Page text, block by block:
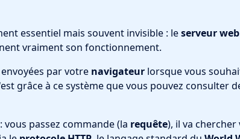
essentiel mais souvent invisible : leserveur web
vraiment son fonctionnement.
envoyées par votre navigateur lorsque vous
grâce à ce système que vous pouvez consulter
passez commande (la requête), il va